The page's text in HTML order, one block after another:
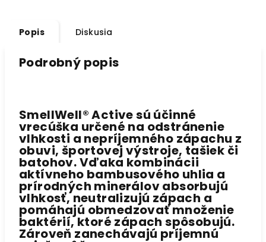
Popis Diskusia
Podrobný popis
SmellWell® Active sú účinné
vrecúška určené na odstránenie
vlhkosti a nepríjemného zápachu z
obuvi, športovej výstroje, tašiek či
batohov. Vďaka kombinácii
aktívneho bambusového uhlia a
prírodných minerálovabsorbujú
vlhkosť, neutralizujú zápach a
pomáhajú obmedzovať množenie
baktérií, ktoré zápach spôsobujú.
Zároveň zanechávajú príjemnú